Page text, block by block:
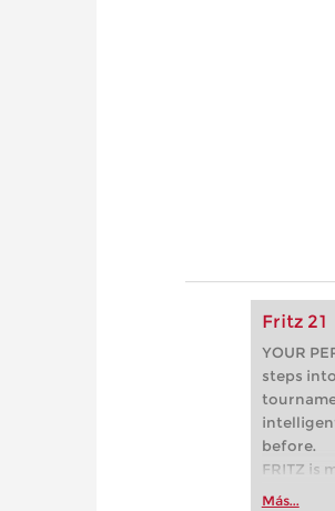
Fritz 21
YOUR
steps
before.
FRITZ is
Whether
Más...